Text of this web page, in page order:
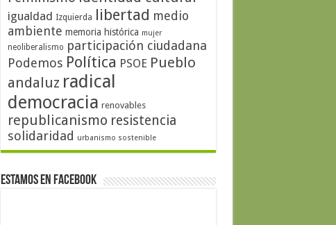
igualdad Izquierda libertad medio
ambiente memoria histórica mujer
neoliberalismo participación ciudadana
Podemos Política PSOE Pueblo
andaluz radical
democracia renovables
republicanismo resistencia
solidaridad urbanismo sostenible
Estamos en Facebook